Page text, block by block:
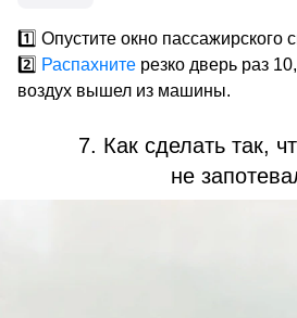
1️⃣ Опустите окно пассажирского
2️⃣ Распахните резко дверь раз
воздух вышел из машины.
7. Как сделать так,
не